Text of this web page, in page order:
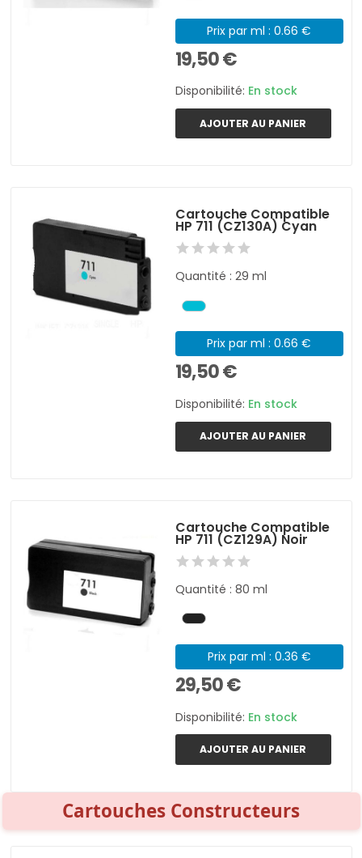
Prix par ml : 0.66 €
19,50 €
Disponibilité: En stock
AJOUTER AU PANIER
Cartouche Compatible
HP 711 (CZ130A) Cyan
Quantité : 29 ml
Prix par ml : 0.66 €
19,50 €
Disponibilité: En stock
AJOUTER AU PANIER
Cartouche Compatible
HP 711 (CZ129A) Noir
Quantité : 80 ml
Prix par ml : 0.36 €
29,50 €
Disponibilité: En stock
AJOUTER AU PANIER
Cartouches Constructeurs